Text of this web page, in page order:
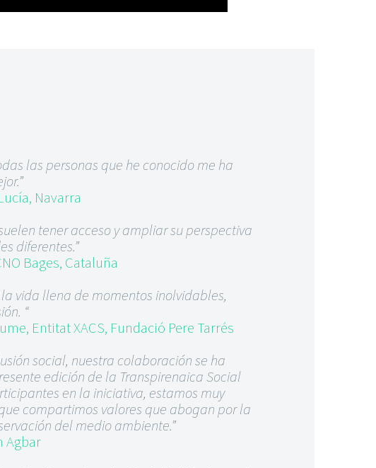
las personas que he conocido me ha
Navarra
tener acceso y ampliar su perspectiva
diferentes.”
Bages, Cataluña
vida llena de momentos inolvidables,
“
Entitat XACS, Fundació Pere Tarrés
social, nuestra colaboración se ha
edición de la Transpirenaica Social
en la iniciativa, estamos muy
compartimos valores que abogan por la
del medio ambiente.”
Agbar